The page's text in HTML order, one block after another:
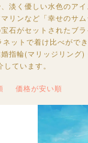
淡く優しい水色のア
リンなど「幸せのサ
石がセットされたブ
ットで着け比べがで
指輪(マリッジリング
ています。
価格が安い順